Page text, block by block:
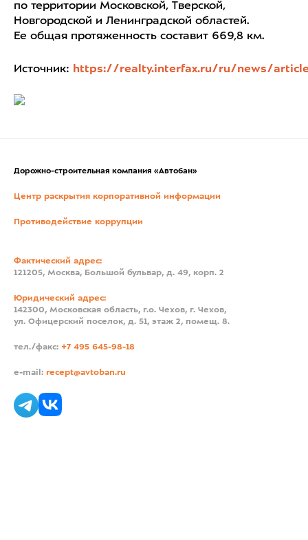
по территории Московской, Тверской,
Новгородской и Ленинградской областей.
Ее общая протяженность составит 669,8 км.
Источник: https://realty.interfax.ru/ru/news/
Дорожно-строительная компания «Автобан»
Центр раскрытия корпоративной информации
Противодействие коррупции
Фактический адрес:
121205, Москва, Большой бульвар, д. 49, корп. 2
Юридический адрес:
142300, Московская область, г.о. Чехов, г. Чехов,
ул. Офицерский поселок, д. 51, этаж 2, помещ. 8.
тел./факс: +7 495 645-98-18
e-mail: recept@avtoban.ru